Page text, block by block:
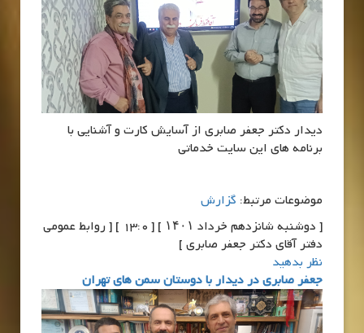
دیدار دکتر جعفر صابری از آسایش کارت و آشنایی با
برنامه های این سایت خدماتی
موضوعات مرتبط: گزارش
[ دوشنبه شانزدهم خرداد ۱۴۰۱ ] [ 13:0 ] [ روابط عمومی
دفتر آقای دکتر جعفر صابری ]
نظر بدهید
جعفر صابری در دیدار با دوستان سمن های تهران